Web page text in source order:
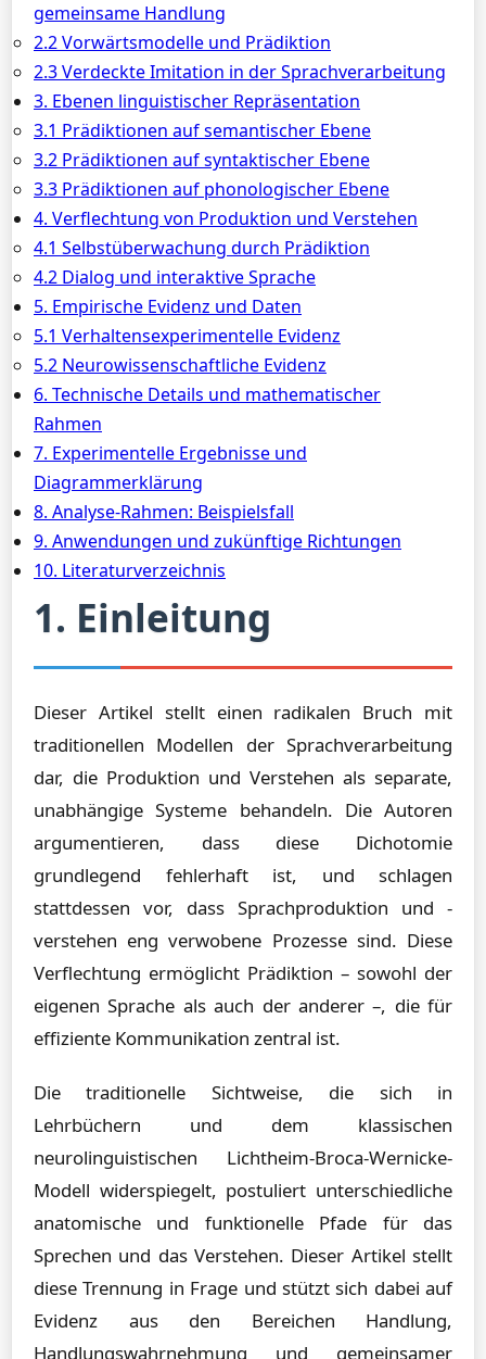
gemeinsame Handlung
2.2 Vorwärtsmodelle und Prädiktion
2.3 Verdeckte Imitation in der Sprachverarbeitung
3. Ebenen linguistischer Repräsentation
3.1 Prädiktionen auf semantischer Ebene
3.2 Prädiktionen auf syntaktischer Ebene
3.3 Prädiktionen auf phonologischer Ebene
4. Verflechtung von Produktion und Verstehen
4.1 Selbstüberwachung durch Prädiktion
4.2 Dialog und interaktive Sprache
5. Empirische Evidenz und Daten
5.1 Verhaltensexperimentelle Evidenz
5.2 Neurowissenschaftliche Evidenz
6. Technische Details und mathematischer
Rahmen
7. Experimentelle Ergebnisse und
Diagrammerklärung
8. Analyse-Rahmen: Beispielsfall
9. Anwendungen und zukünftige Richtungen
10. Literaturverzeichnis
1. Einleitung
Dieser Artikel stellt einen radikalen Bruch mit
traditionellen Modellen der Sprachverarbeitung
dar, die Produktion und Verstehen als separate,
unabhängige Systeme behandeln. Die Autoren
argumentieren, dass diese Dichotomie
grundlegend fehlerhaft ist, und schlagen
stattdessen vor, dass Sprachproduktion und -
verstehen eng verwobene Prozesse sind. Diese
Verflechtung ermöglicht Prädiktion – sowohl der
eigenen Sprache als auch der anderer –, die für
effiziente Kommunikation zentral ist.
Die traditionelle Sichtweise, die sich in
Lehrbüchern und dem klassischen
neurolinguistischen Lichtheim-Broca-Wernicke-
Modell widerspiegelt, postuliert unterschiedliche
anatomische und funktionelle Pfade für das
Sprechen und das Verstehen. Dieser Artikel stellt
diese Trennung in Frage und stützt sich dabei auf
Evidenz aus den Bereichen Handlung,
Handlungswahrnehmung und gemeinsamer